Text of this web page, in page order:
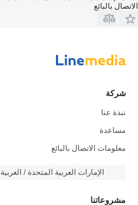
الاتصال بالبائع
شركة
نبذة عنا
مساعدة
معلومات الاتصال بالبائع
الإمارات العربية المتحدة / العربية
مشروعاتنا